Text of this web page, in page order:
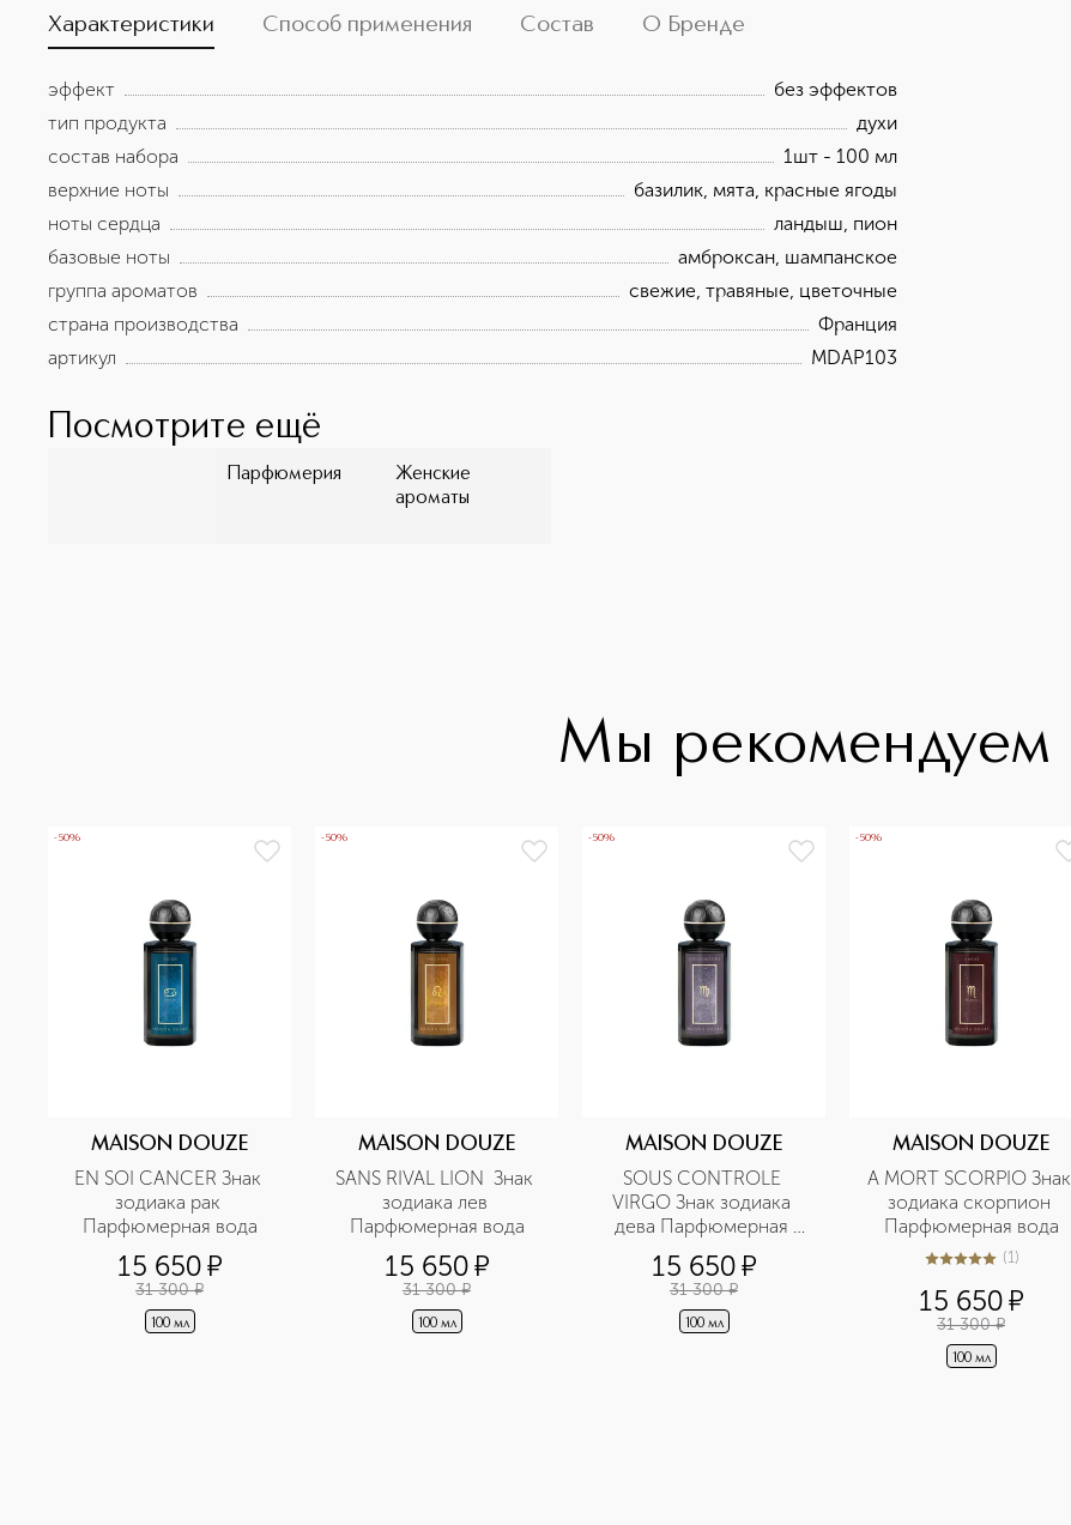
Характеристики Способ применения Состав О Бренде
эффект
без эффектов
тип продукта
духи
состав набора
1шт - 100 мл
верхние ноты
базилик, мята, красные ягоды
ноты сердца
ландыш, пион
базовые ноты
амброксан, шампанское
группа ароматов
свежие, травяные, цветочные
страна производства
Франция
артикул
MDAP103
Посмотрите ещё
Парфюмерия
Женские
ароматы
Мы рекомендуем
-50%
MAISON DOUZE
EN SOI CANCER Знак
зодиака рак
Парфюмерная вода
15 650¤
31 300 ¤
100 мл
-50%
MAISON DOUZE
SANS RIVAL LION  Знак
зодиака лев
Парфюмерная вода
15 650¤
31 300 ¤
100 мл
-50%
MAISON DOUZE
SOUS CONTROLE
VIRGO Знак зодиака
дева Парфюмерная
вода
15 650¤
31 300 ¤
100 мл
-50%
MAISON DOUZE
A MORT SCORPIO Знак
зодиака скорпион
Парфюмерная вода
5из 51 (1)
15 650¤
31 300 ¤
100 мл